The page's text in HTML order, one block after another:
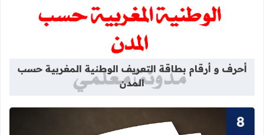
قراءة المزيد عن أحرف و أرقام
أحرف و أرقام بطاقة التعريف الوطنية المغربية حسب
المدن